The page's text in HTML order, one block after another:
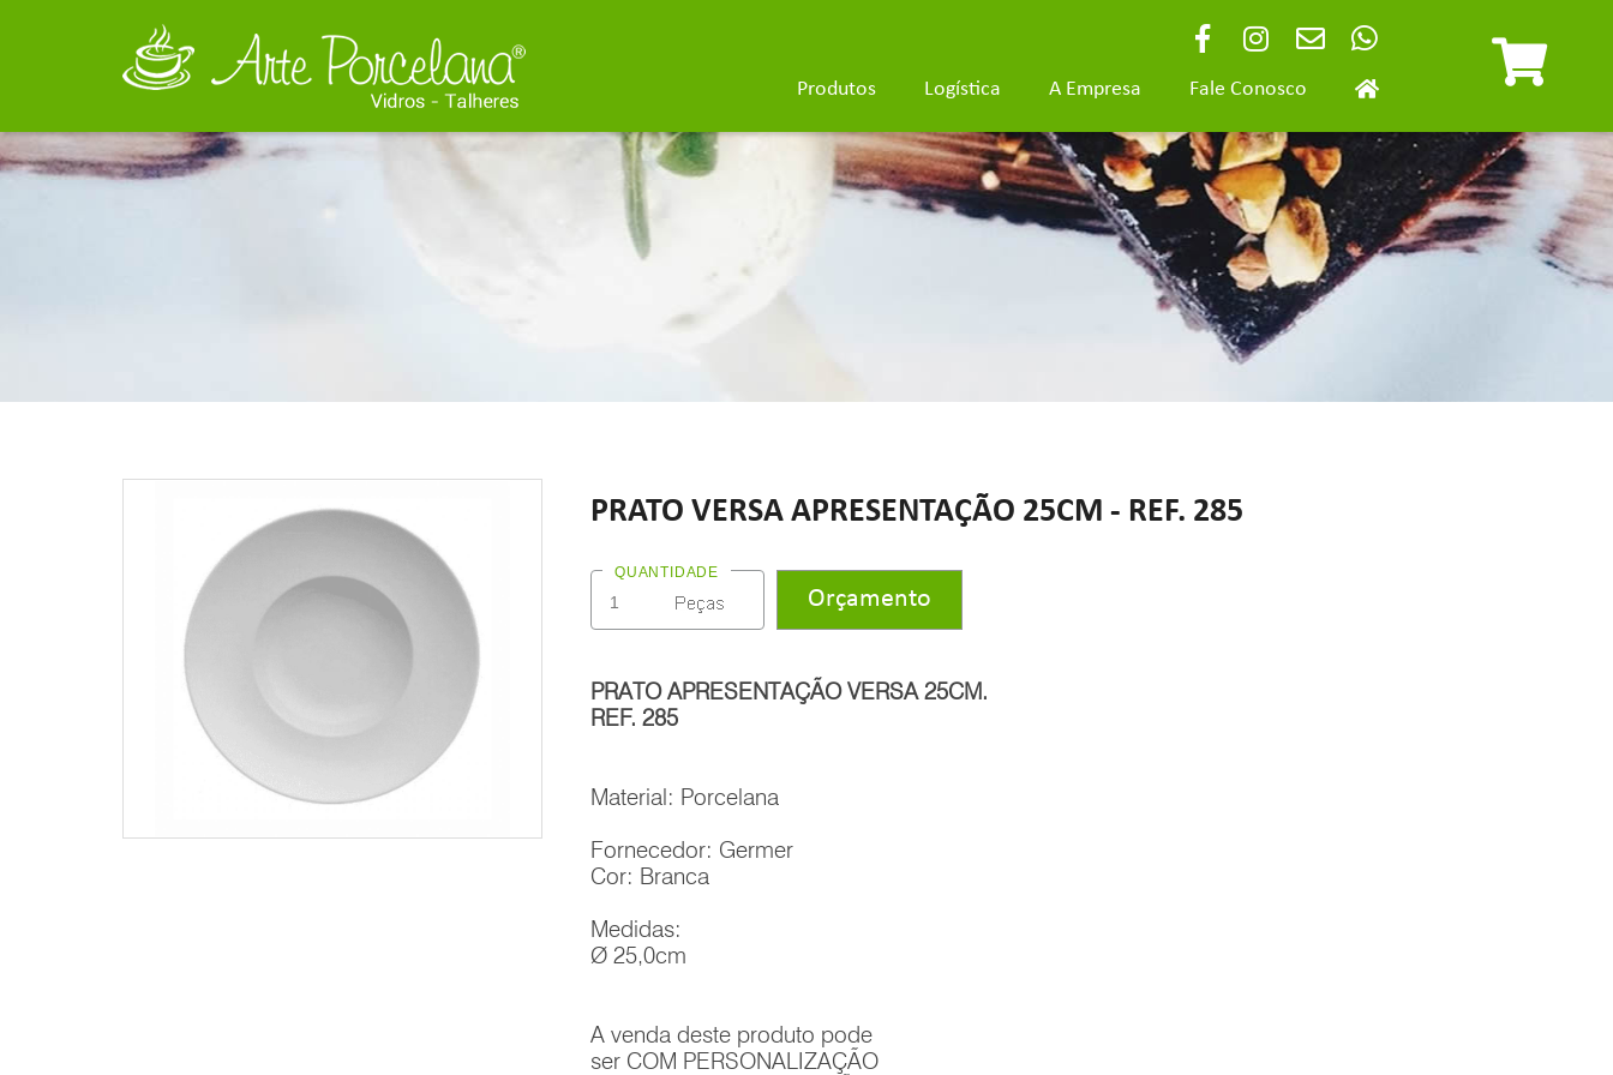
Fale Conosco
A Empresa
Logística
Produtos
PRATO VERSA APRESENTAÇÃO 25CM - REF. 285
QUANTIDADE
PRATO APRESENTAÇÃO VERSA 25CM.
REF. 285
Material: Porcelana
Fornecedor: Germer
Cor: Branca
Medidas:
Ø 25,0cm
A venda deste produto pode
ser COM PERSONALIZAÇÃO